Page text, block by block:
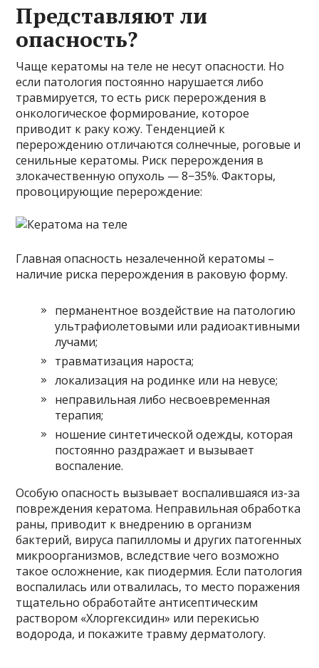
Представляют ли
опасность?
Чаще кератомы на теле не несут опасности. Но
если патология постоянно нарушается либо
травмируется, то есть риск перерождения в
онкологическое формирование, которое
приводит к раку кожу. Тенденцией к
перерождению отличаются солнечные, роговые и
сенильные кератомы. Риск перерождения в
злокачественную опухоль — 8−35%. Факторы,
провоцирующие перерождение:
Главная опасность незалеченной кератомы –
наличие риска перерождения в раковую форму.
перманентное воздействие на патологию
ультрафиолетовыми или радиоактивными
лучами;
травматизация нароста;
локализация на родинке или на невусе;
неправильная либо несвоевременная
терапия;
ношение синтетической одежды, которая
постоянно раздражает и вызывает
воспаление.
Особую опасность вызывает воспалившаяся из-за
повреждения кератома. Неправильная обработка
раны, приводит к внедрению в организм
бактерий, вируса папилломы и других патогенных
микроорганизмов, вследствие чего возможно
такое осложнение, как пиодермия. Если патология
воспалилась или отвалилась, то место поражения
тщательно обработайте антисептическим
раствором «Хлоргексидин» или перекисью
водорода, и покажите травму дерматологу.